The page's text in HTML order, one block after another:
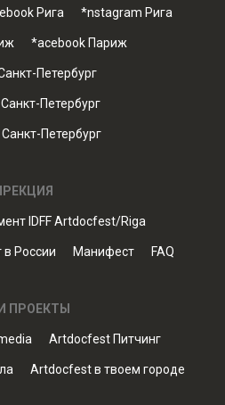
Рига *nstagram Рига
*acebook Париж
Петербург
Петербург
Петербург
IDFF Artdocfest/Riga
в России Манифест FAQ
ПРОЕКТЫ
Artdocfest Питчинг
Artdocfest в твоем городе